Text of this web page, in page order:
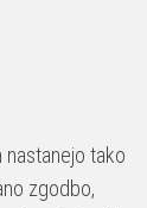
tako
zgodbo,